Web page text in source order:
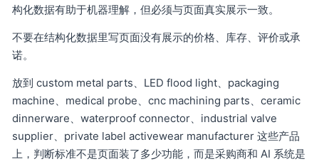
构化数据有助于机器理解，但必须与页面真实展示一致。
不要在结构化数据里写页面没有展示的价格、库存、评价或承
诺。
放到 custom metal parts、LED flood light、packaging
machine、medical probe、cnc machining parts、ceramic
dinnerware、waterproof connector、industrial valve
supplier、private label activewear manufacturer 这些产品
上，判断标准不是页面装了多少功能，而是采购商和 AI 系统是